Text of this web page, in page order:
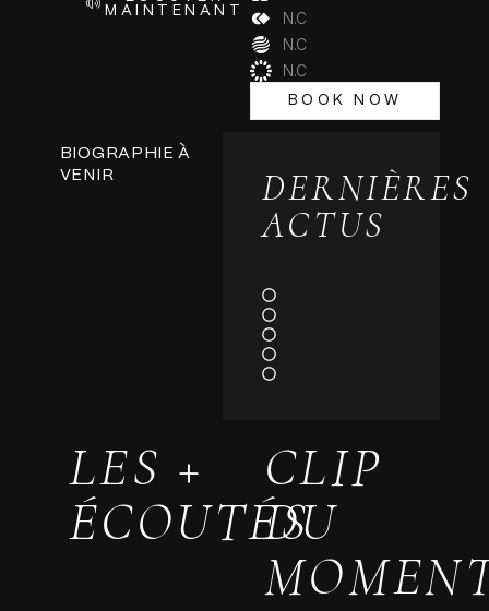
MAINTENANT
N.C
N.C
N.C
BOOK NOW
BIOGRAPHIE À
VENIR
DERNIÈRES
ACTUS
LES +
ÉCOUTÉS
CLIP
DU